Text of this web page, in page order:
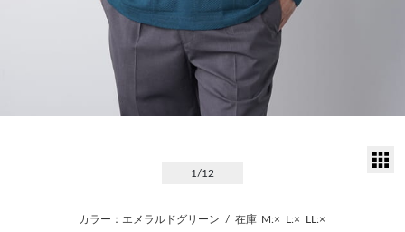
1 /12
カラー：エメラルドグリーン / 在庫 M:× L:× LL:×